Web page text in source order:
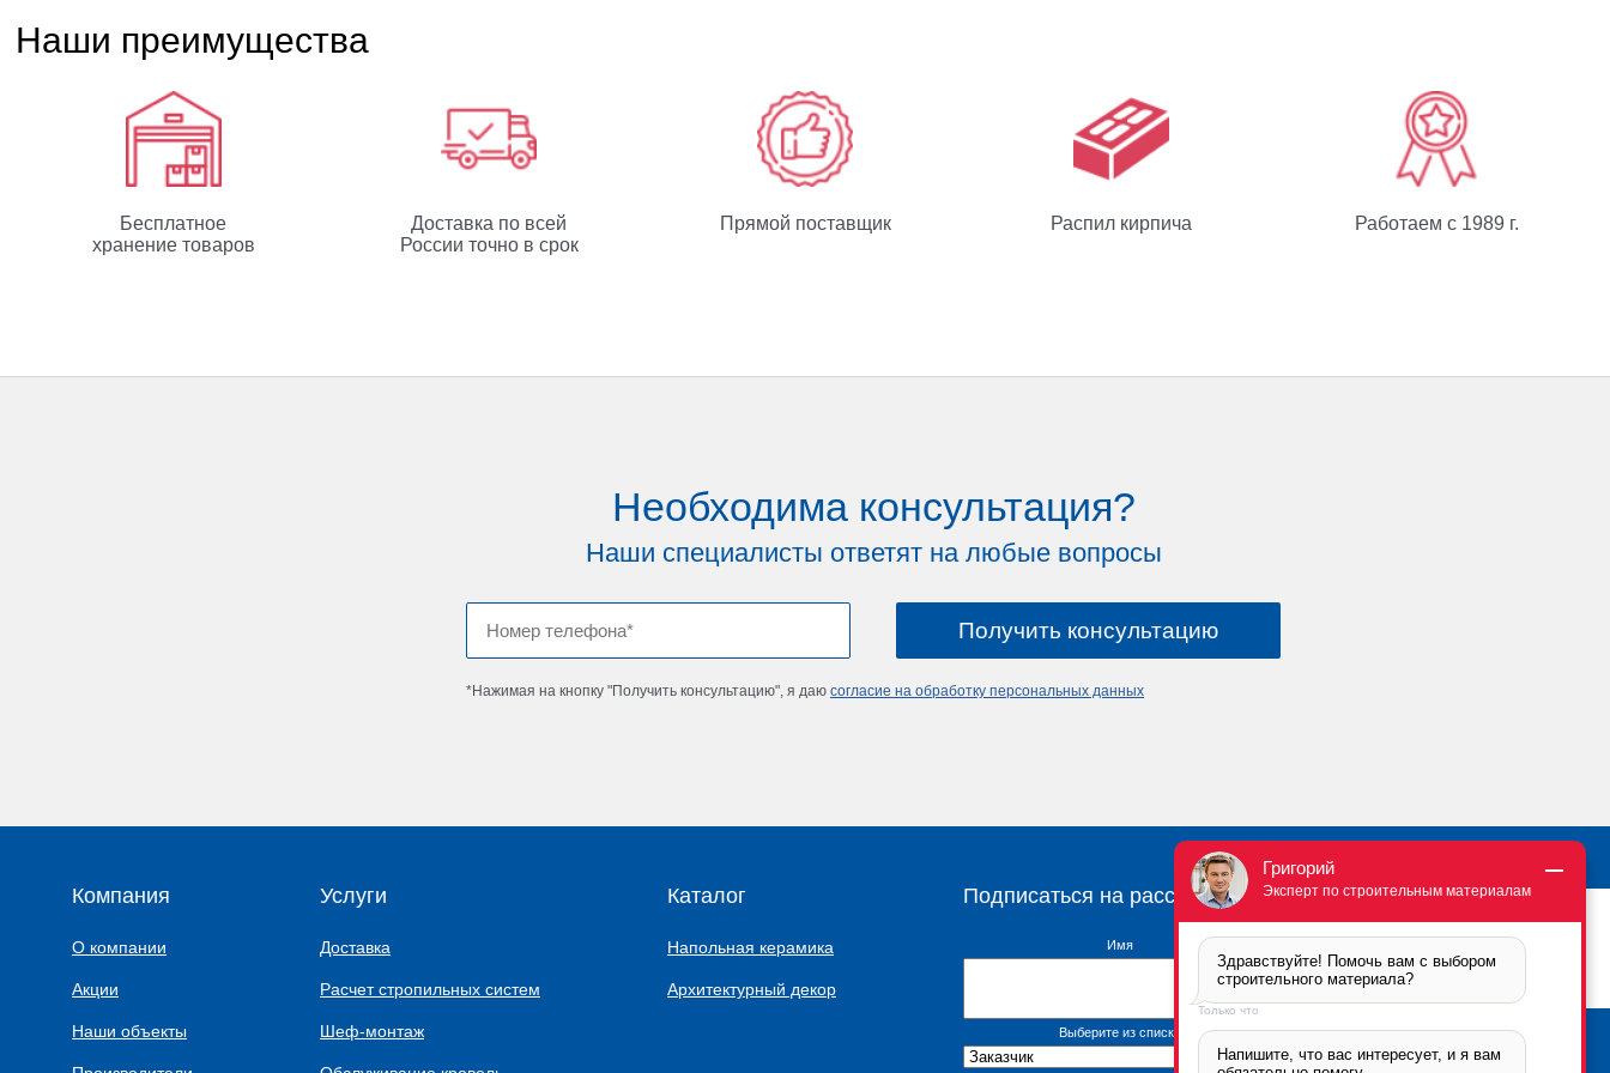
Наши преимущества
Бесплатное
хранение товаров
Доставка по всей
России точно в срок
Прямой поставщик Распил кирпича Работаем с 1989 г.
Необходима консультация?
Наши специалисты ответят на любые вопросы
*Нажимая на кнопку "Получить консультацию", я даю согласие на обработку персональных данных
Брикфорд Москва
Компания
О компании
Акции
Наши объекты
Услуги
Доставка
Расчет стропильных систем
Шеф-монтаж
Каталог
Напольная керамика
Архитектурный декор
Подписаться на рассылку
Имя
Выберите из списка
Григорий
Эксперт по строительным материалам
Здравствуйте! Помочь вам с выбором
строительного материала?
Только что
Напишите, что вас интересует, и я вам